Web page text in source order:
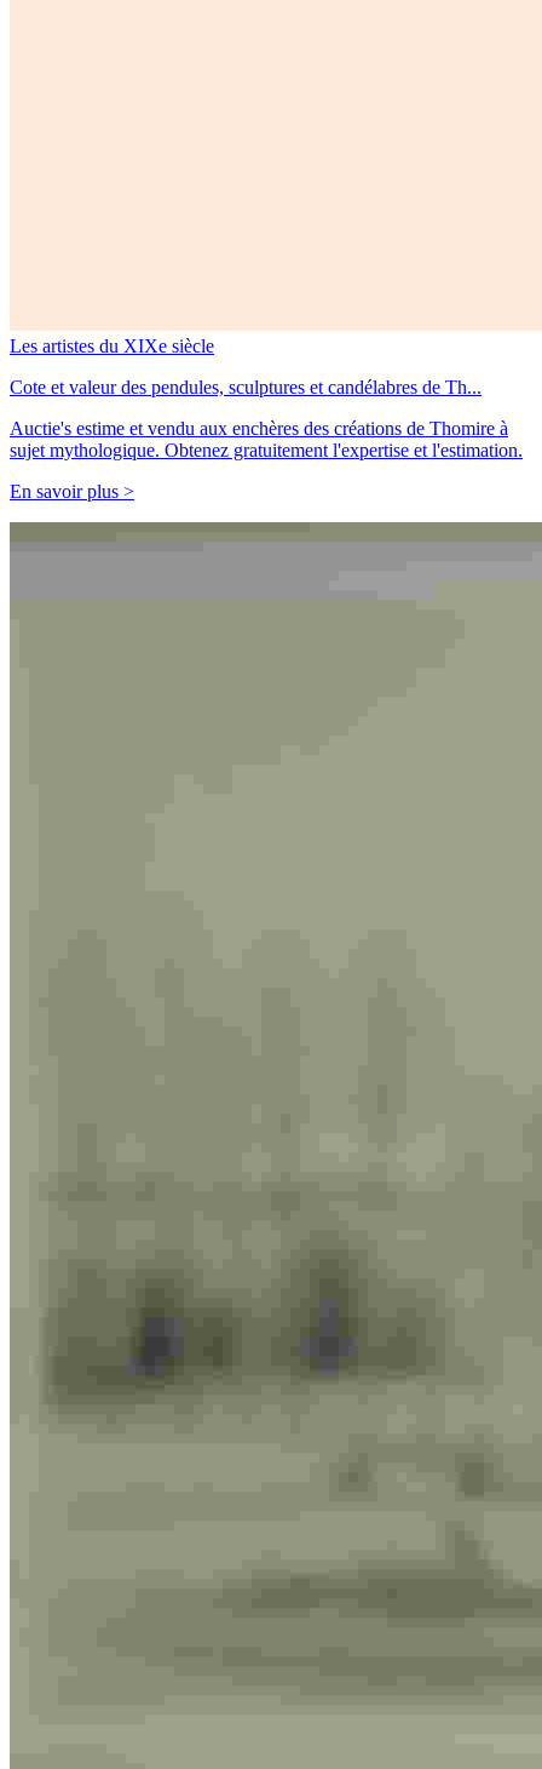
Les artistes du XIXe siècle
Cote et valeur des pendules, sculptures et candélabres de Th...
Auctie's estime et vendu aux enchères des créations de Thomire à
sujet mythologique. Obtenez gratuitement l'expertise et l'estimation.
En savoir plus >